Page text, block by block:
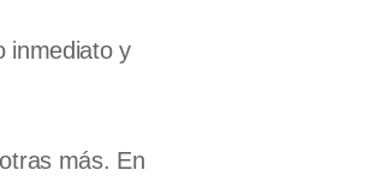
inmediato y
más. En